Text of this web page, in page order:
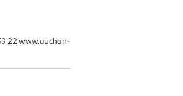
22 www.auchan-